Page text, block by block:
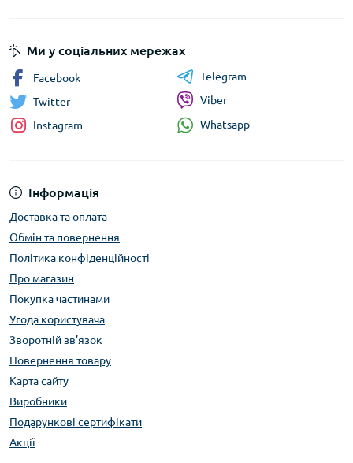
Інформація
Доставка та оплата
Обмін та повернення
Політика конфіденційності
Про магазин
Покупка частинами
Угода користувача
Зворотній зв’язок
Повернення товару
Карта сайту
Виробники
Подарункові сертифікати
Акції
Ми у соціальних мережах
Facebook
Twitter
Instagram
Telegram
Viber
Whatsapp